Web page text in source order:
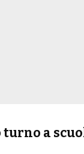
turno a